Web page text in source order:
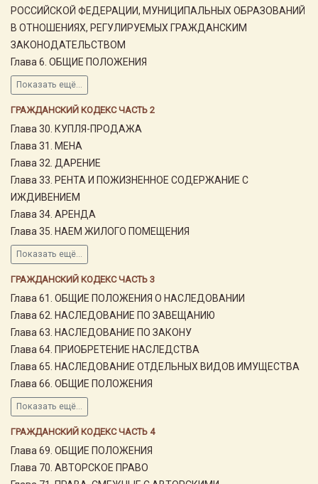
РОССИЙСКОЙ ФЕДЕРАЦИИ, МУНИЦИПАЛЬНЫХ ОБРАЗОВАНИЙ
В ОТНОШЕНИЯХ, РЕГУЛИРУЕМЫХ ГРАЖДАНСКИМ
ЗАКОНОДАТЕЛЬСТВОМ
Глава 6. ОБЩИЕ ПОЛОЖЕНИЯ
Показать ещё...
ГРАЖДАНСКИЙ КОДЕКС ЧАСТЬ 2
Глава 30. КУПЛЯ-ПРОДАЖА
Глава 31. МЕНА
Глава 32. ДАРЕНИЕ
Глава 33. РЕНТА И ПОЖИЗНЕННОЕ СОДЕРЖАНИЕ С
ИЖДИВЕНИЕМ
Глава 34. АРЕНДА
Глава 35. НАЕМ ЖИЛОГО ПОМЕЩЕНИЯ
Показать ещё...
ГРАЖДАНСКИЙ КОДЕКС ЧАСТЬ 3
Глава 61. ОБЩИЕ ПОЛОЖЕНИЯ О НАСЛЕДОВАНИИ
Глава 62. НАСЛЕДОВАНИЕ ПО ЗАВЕЩАНИЮ
Глава 63. НАСЛЕДОВАНИЕ ПО ЗАКОНУ
Глава 64. ПРИОБРЕТЕНИЕ НАСЛЕДСТВА
Глава 65. НАСЛЕДОВАНИЕ ОТДЕЛЬНЫХ ВИДОВ ИМУЩЕСТВА
Глава 66. ОБЩИЕ ПОЛОЖЕНИЯ
Показать ещё...
ГРАЖДАНСКИЙ КОДЕКС ЧАСТЬ 4
Глава 69. ОБЩИЕ ПОЛОЖЕНИЯ
Глава 70. АВТОРСКОЕ ПРАВО